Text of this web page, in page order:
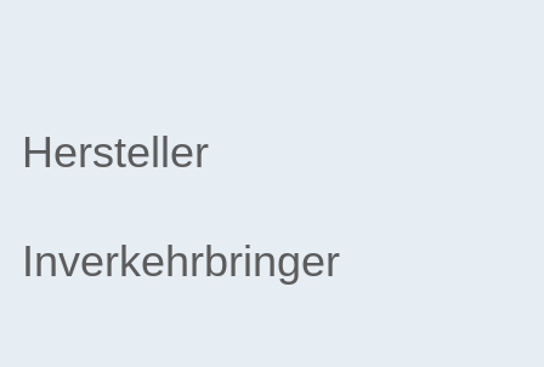
Hersteller
Inverkehrbringer